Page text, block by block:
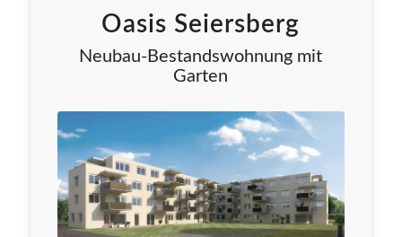
Oasis Seiersberg
Neubau-Bestandswohnung mit
Garten